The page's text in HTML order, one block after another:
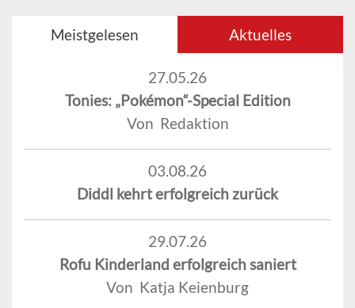
Meistgelesen Aktuelles
27.05.26
Tonies: „Pokémon“-Special Edition
Von Redaktion
03.08.26
Diddl kehrt erfolgreich zurück
29.07.26
Rofu Kinderland erfolgreich saniert
Von Katja Keienburg